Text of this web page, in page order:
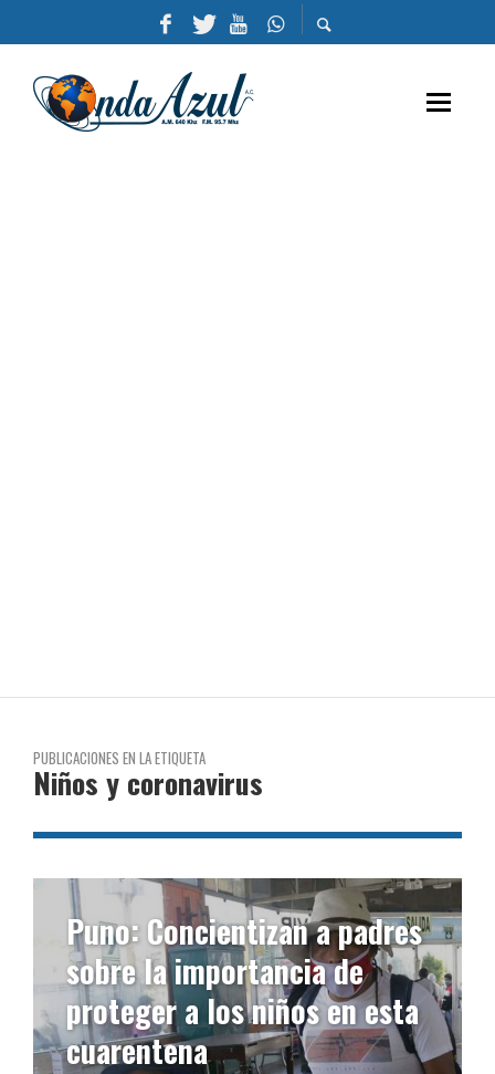
PUBLICACIONES EN LA ETIQUETA
Niños y coronavirus
Puno: Concientizan a padres
sobre la importancia de
proteger a los niños en esta
cuarentena